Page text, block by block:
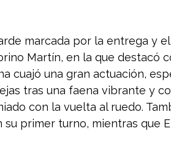
marcada por la entrega y
Martín, en la que destacó
cuajó una gran actuación,
tras una faena vibrante y
con la vuelta al ruedo.
su primer turno, mientras que